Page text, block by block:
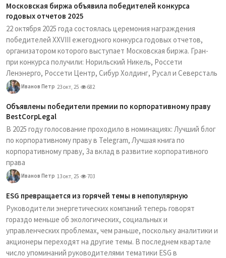
Московская биржа объявила победителей конкурса
годовых отчетов 2025
22 октября 2025 года состоялась церемония награждения
победителей XXVIII ежегодного конкурса годовых отчетов,
организатором которого выступает Московская биржа. Гран-
при конкурса получили: Норильский Никель, Россети
Ленэнерго, Россети Центр, Сибур Холдинг, Русал и Северсталь
Иванов Петр 23 окт, 25 682
Объявлены победители премии по корпоративному праву
BestCorpLegal
В 2025 году голосование проходило в номинациях: Лучший блог
по корпоративному праву в Telegram, Лучшая книга по
корпоративному праву, За вклад в развитие корпоративного
права
Иванов Петр 13 окт, 25 703
ESG превращается из горячей темы в непопулярную
Руководители энергетических компаний теперь говорят
гораздо меньше об экологических, социальных и
управленческих проблемах, чем раньше, поскольку аналитики и
акционеры переходят на другие темы. В последнем квартале
число упоминаний руководителями тематики ESG в